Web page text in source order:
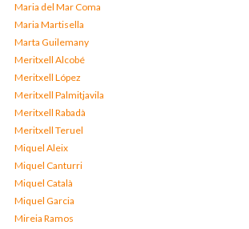
Maria del Mar Coma
Maria Martisella
Marta Guilemany
Meritxell Alcobé
Meritxell López
Meritxell Palmitjavila
Meritxell Rabadà
Meritxell Teruel
Miquel Aleix
Miquel Canturri
Miquel Català
Miquel Garcia
Mireia Ramos